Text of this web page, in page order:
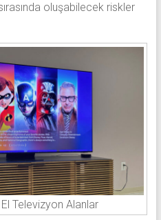
oluşabilecek riskler
Televizyon Alanlar